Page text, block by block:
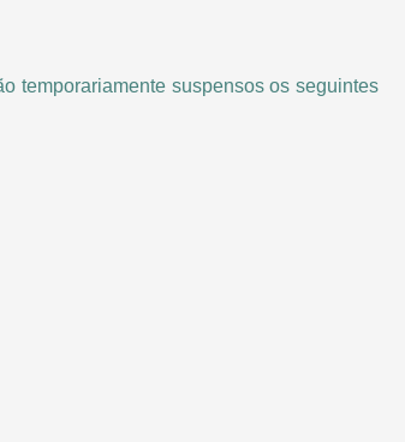
temporariamente suspensos os seguintes